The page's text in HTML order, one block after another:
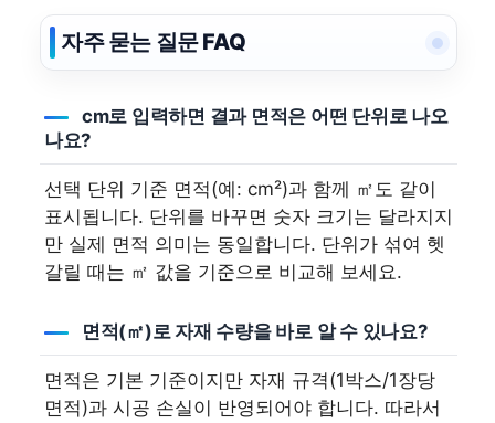
자주 묻는 질문 FAQ
cm로 입력하면 결과 면적은 어떤 단위로 나오
나요?
선택 단위 기준 면적(예: cm²)과 함께 ㎡도 같이
표시됩니다. 단위를 바꾸면 숫자 크기는 달라지지
만 실제 면적 의미는 동일합니다. 단위가 섞여 헷
갈릴 때는 ㎡ 값을 기준으로 비교해 보세요.
면적(㎡)로 자재 수량을 바로 알 수 있나요?
면적은 기본 기준이지만 자재 규격(1박스/1장당
면적)과 시공 손실이 반영되어야 합니다. 따라서